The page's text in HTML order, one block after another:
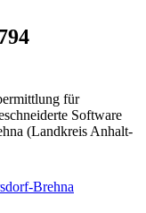
für
Software
(Landkreis Anhalt-
Brehna